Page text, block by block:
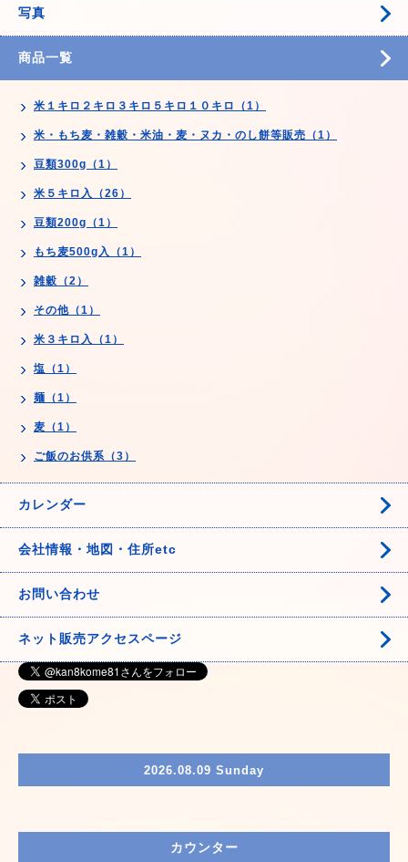
写真
商品一覧
米１キロ２キロ３キロ５キロ１０キロ（1）
米・もち麦・雑穀・米油・麦・ヌカ・のし餅等販売（1）
豆類300g（1）
米５キロ入（26）
豆類200g（1）
もち麦500g入（1）
雑穀（2）
その他（1）
米３キロ入（1）
塩（1）
麺（1）
麦（1）
ご飯のお供系（3）
カレンダー
会社情報・地図・住所etc
お問い合わせ
ネット販売アクセスページ
2026.08.09 Sunday
カウンター